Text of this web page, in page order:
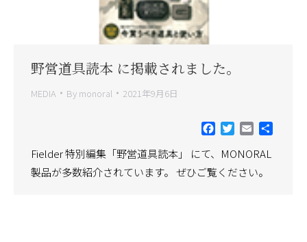
野営道具読本 に掲載されました。
MEDIA By monoral 2021年9月6日
Facebook
Twitter
Email
Fielder 特別編集「野営道具読本」 にて、MONORAL
製品が多数紹介されています。 ぜひご覧ください。